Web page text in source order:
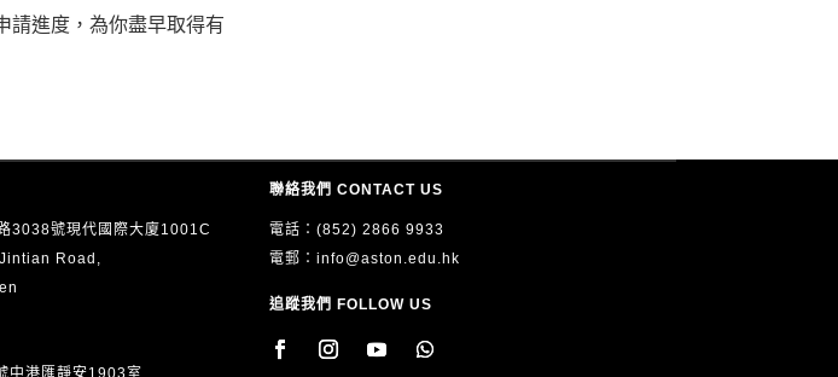
請進度，為你盡早取得有
3038號現代國際大廈1001C
Road,
聯絡我們 CONTACT US
電話：(852) 2866 9933
電郵： info@aston.edu.hk
追蹤我們 FOLLOW US